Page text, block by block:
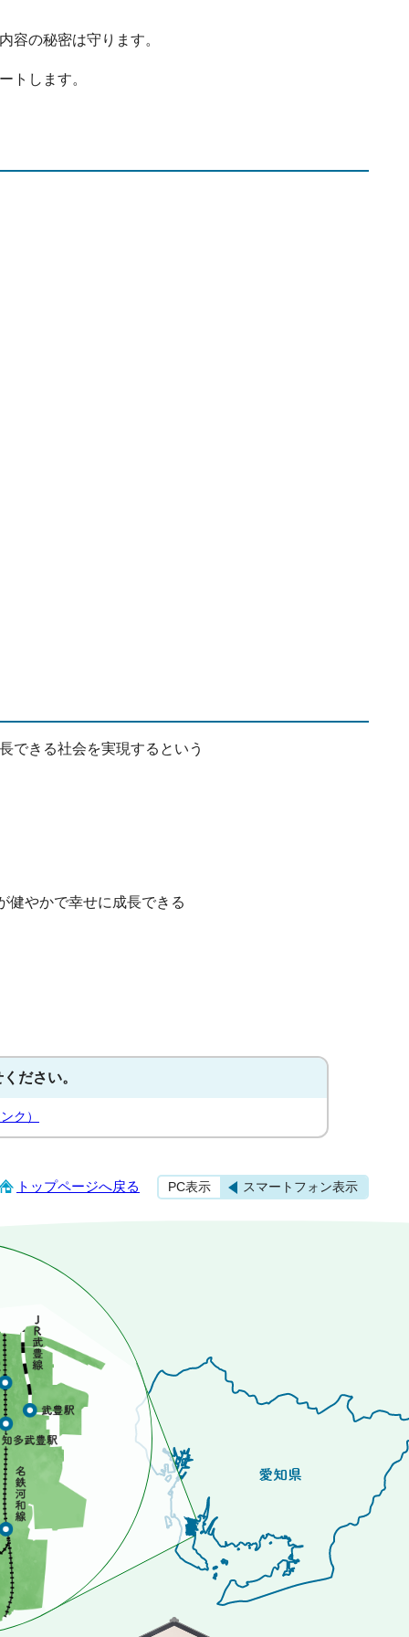
容の秘密は守ります。
トします。
できる社会を実現するという
健やかで幸せに成長できる
ださい。
ク）
トップページへ戻る PC表示 スマートフォン表示